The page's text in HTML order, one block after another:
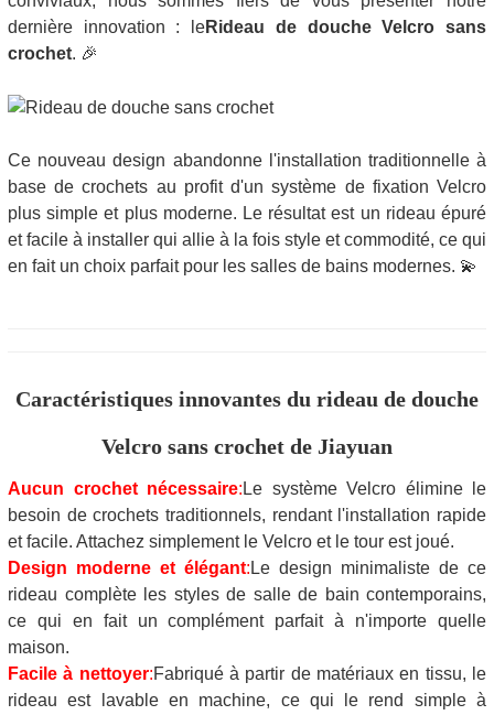
dernière innovation : leRideau de douche Velcro sans
crochet. 🎉
Ce nouveau design abandonne l'installation traditionnelle à
base de crochets au profit d'un système de fixation Velcro
plus simple et plus moderne. Le résultat est un rideau épuré
et facile à installer qui allie à la fois style et commodité, ce qui
en fait un choix parfait pour les salles de bains modernes. 💫
Caractéristiques innovantes du rideau de douche
Velcro sans crochet de Jiayuan
Aucun crochet nécessaire: Le système Velcro élimine le
besoin de crochets traditionnels, rendant l'installation rapide
et facile. Attachez simplement le Velcro et le tour est joué.
Design moderne et élégant: Le design minimaliste de ce
rideau complète les styles de salle de bain contemporains,
ce qui en fait un complément parfait à n'importe quelle
maison.
Facile à nettoyer:Fabriqué à partir de matériaux en tissu, le
rideau est lavable en machine, ce qui le rend simple à